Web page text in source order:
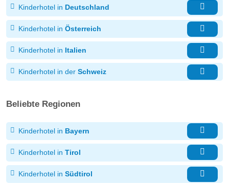
Kinderhotel in Deutschland
Kinderhotel in Österreich
Kinderhotel in Italien
Kinderhotel in der Schweiz
Beliebte Regionen
Kinderhotel in Bayern
Kinderhotel in Tirol
Kinderhotel in Südtirol